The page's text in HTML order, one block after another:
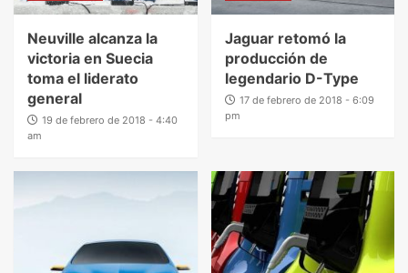
Neuville alcanza la
victoria en Suecia
toma el liderato
general
19 de febrero de 2018 - 4:40
am
Jaguar retomó la
producción de
legendario D-Type
17 de febrero de 2018 - 6:09
pm